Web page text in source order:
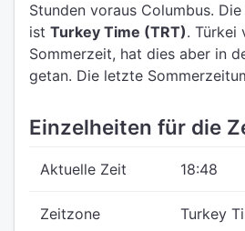
Stunden voraus Columbus.
ist Turkey Time (TRT). Türkei
Sommerzeit, hat dies aber in
getan. Die letzte
Einzelheiten für die
Aktuelle Zeit 18:48
Zeitzone Turkey